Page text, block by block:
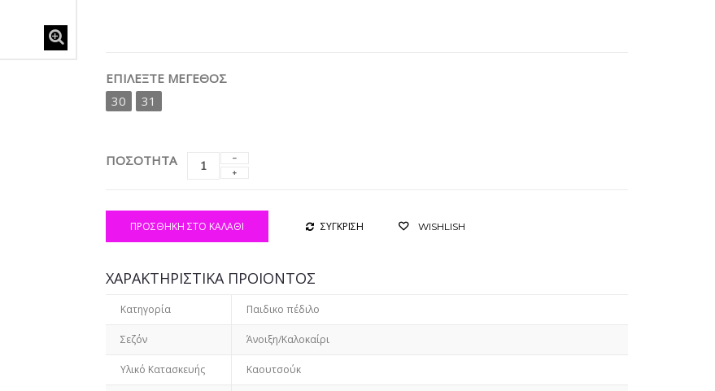
ΕΠΙΛΈΞΤΕ ΜΈΓΕΘΟΣ
30
31
ΠΟΣΟΤΗΤΑ
ΠΡΟΣΘΉΚΗ ΣΤΟ ΚΑΛΆΘΙ ΣΥΓΚΡΙΣΗ WISHLISH
ΧΑΡΑΚΤΗΡΙΣΤΙΚΑ ΠΡΟΙΟΝΤΟΣ
Κατηγορία Παιδικο πέδιλο
Σεζόν Άνοιξη/Καλοκαίρι
Υλικό Κατασκευής Καουτσούκ